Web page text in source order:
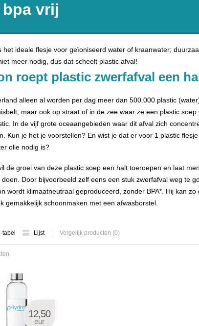
vrij
het ideale flesje voor geïoniseerd water of kraanwater;
meer nodig, dus dat scheelt plastic afval!
roept plastic zwerfafval een
alleen al worden per dag meer dan 500.000 plastic
maar ook op straat of in de zee waar ze een plastic
In de vijf grote oceaangebieden waar dit afval zich
Kun je het je voorstellen? En wist je dat er voor 1 plastic
olie nodig is?
de groei van deze plastic soep een halt toeroepen en laat
doen. Door bijvoorbeeld zelf eens een stuk zwerfafval weg te
wordt klimaatneutraal geproduceerd, zonder BPA*. Hij kan
gemakkelijk schoonmaken met een afwasborstel.
tabel Lijst Vergelijk producten (0)
12,50
eur